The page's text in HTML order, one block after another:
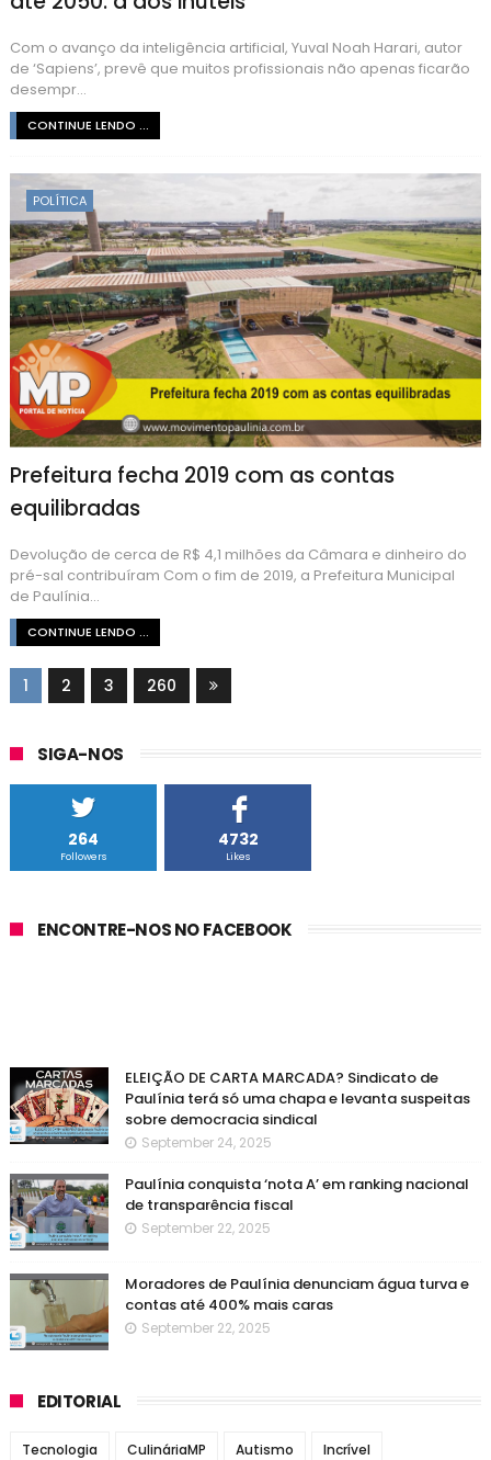
Com o avanço da inteligência artificial, Yuval Noah Harari, autor
de ‘Sapiens’, prevê que muitos profissionais não apenas ficarão
desempr...
CONTINUE LENDO ...
POLÍTICA
Prefeitura fecha 2019 com as contas
equilibradas
Devolução de cerca de R$ 4,1 milhões da Câmara e dinheiro do
pré-sal contribuíram Com o fim de 2019, a Prefeitura Municipal
de Paulínia...
CONTINUE LENDO ...
1 2 3 260
SIGA-NOS
264
Followers
4732
Likes
ENCONTRE-NOS NO FACEBOOK
ELEIÇÃO DE CARTA MARCADA? Sindicato de
Paulínia terá só uma chapa e levanta suspeitas
sobre democracia sindical
September 24, 2025
Paulínia conquista ‘nota A’ em ranking nacional
de transparência fiscal
September 22, 2025
Moradores de Paulínia denunciam água turva e
contas até 400% mais caras
September 22, 2025
EDITORIAL
Tecnologia CulináriaMP Autismo Incrível